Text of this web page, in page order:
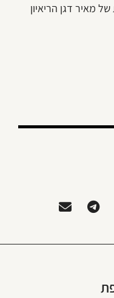
מאיר דגן הריאיון